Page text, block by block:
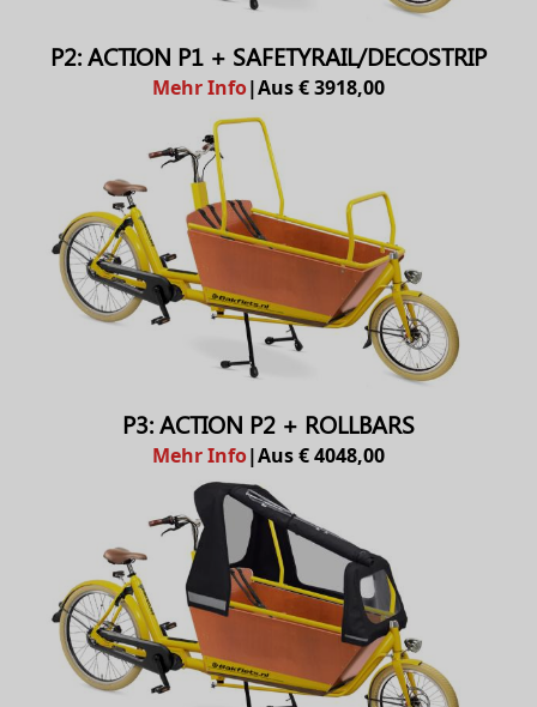
P2: ACTION P1 + SAFETYRAIL/DECOSTRIP
Mehr Info|Aus € 3918,00
P3: ACTION P2 + ROLLBARS
Mehr Info|Aus € 4048,00